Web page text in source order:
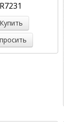
Купить